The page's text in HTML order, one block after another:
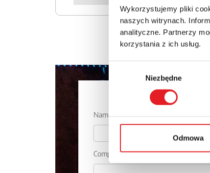
Wykorzystujemy pliki
naszych witrynach.
analityczne. Partnerzy
korzystania z ich usług.
Wybór
Niezbędne
Odmowa
Ask for
Name: *
Company: